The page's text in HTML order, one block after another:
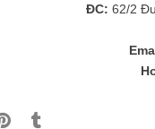
ĐC:62/2